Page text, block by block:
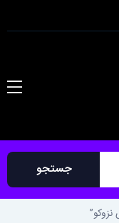
جستجو